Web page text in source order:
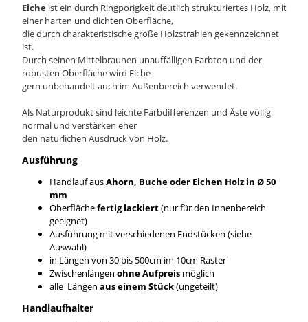
Eicheist ein durch Ringporigkeit deutlich strukturiertes Holz, mit
einer harten und dichten Oberfläche,
die durch charakteristische große Holzstrahlen gekennzeichnet
ist.
Durch seinen Mittelbraunen unauffälligen Farbton und der
robusten Oberfläche wird Eiche
gern unbehandelt auch im Außenbereich verwendet.
Als Naturprodukt sind leichte Farbdifferenzen und Äste völlig
normal und verstärken eher
den natürlichen Ausdruck von Holz.
Ausführung
Handlauf ausAhorn, Buche oder Eichen Holz in Ø 50
mm
Oberflächefertig lackiert(nur für den Innenbereich
geeignet)
Ausführung mit verschiedenen Endstücken (siehe
Auswahl)
in Längen von 30 bis 500cm im 10cm Raster
Zwischenlängen ohne Aufpreis möglich
alle Längen aus einem Stück(ungeteilt)
Handlaufhalter